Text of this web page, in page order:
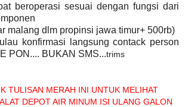
beroperasi sesuai dengan fungsi dari
malang dlm propinsi jawa timur+ 500rb)
konfirmasi langsung contack person
PON.... BUKAN SMS...trims
TULISAN MERAH INI UNTUK MELIHAT
DEPOT AIR MINUM ISI ULANG GALON